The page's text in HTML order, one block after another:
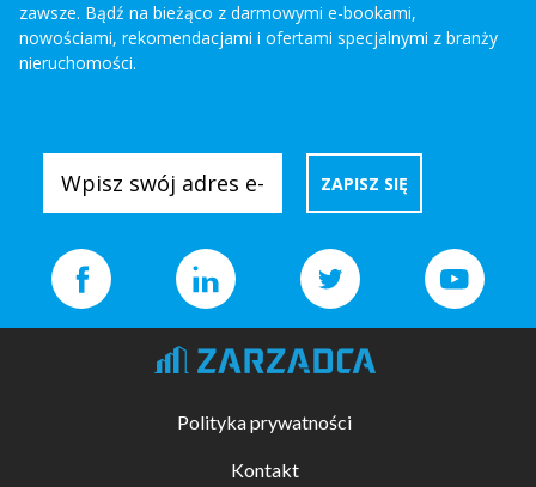
zawsze. Bądź na bieżąco z darmowymi e-bookami,
nowościami, rekomendacjami i ofertami specjalnymi z branży
nieruchomości.
Polityka prywatności
Kontakt